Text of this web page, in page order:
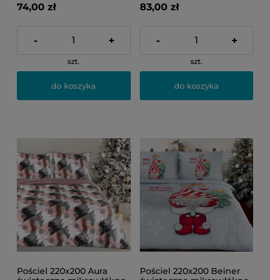
74,00 zł
- +
szt.
do koszyka
83,00 zł
- +
szt.
do koszyka
Pościel 220x200 Aura
Pościel 220x200 Beiner